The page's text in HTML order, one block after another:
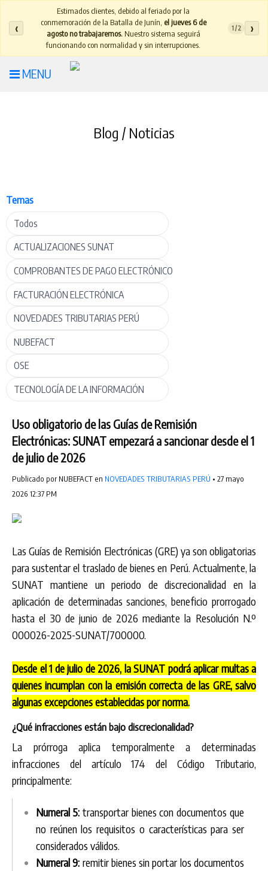
Estimados clientes, debido al feriado por la
conmemoración de la Batalla de Junín, el jueves 6 de
agosto no trabajaremos.Nuestro sistema seguirá
funcionando con normalidad y sin interrupciones.
‹ 1 / 2 ›
MENU
Blog / Noticias
Temas
Todos
ACTUALIZACIONES SUNAT
COMPROBANTES DE PAGO ELECTRÓNICO
FACTURACIÓN ELECTRÓNICA
NOVEDADES TRIBUTARIAS PERÚ
NUBEFACT
OSE
TECNOLOGÍA DE LA INFORMACIÓN
Uso obligatorio de las Guías de Remisión
Electrónicas: SUNAT empezará a sancionar desde el 1
de julio de 2026
Publicado por NUBEFACT en NOVEDADES TRIBUTARIAS PERÚ • 27 mayo
2026 12:37 PM
Las Guías de Remisión Electrónicas (GRE) ya son obligatorias
para sustentar el traslado de bienes en Perú. Actualmente, la
SUNAT mantiene un periodo de discrecionalidad en la
aplicación de determinadas sanciones, beneficio prorrogado
hasta el 30 de junio de 2026 mediante la Resolución N.º
000026-2025-SUNAT/700000.
Desde el 1 de julio de 2026, la SUNAT podrá aplicar multas a
quienes incumplan con la emisión correcta de las GRE, salvo
algunas excepciones establecidas por norma.
¿Qué infracciones están bajo discrecionalidad?
La prórroga aplica temporalmente a determinadas
infracciones del artículo 174 del Código Tributario,
principalmente:
Numeral 5:transportar bienes con documentos que
no reúnen los requisitos o características para ser
considerados válidos.
Numeral 9: remitir bienes sin portar los documentos